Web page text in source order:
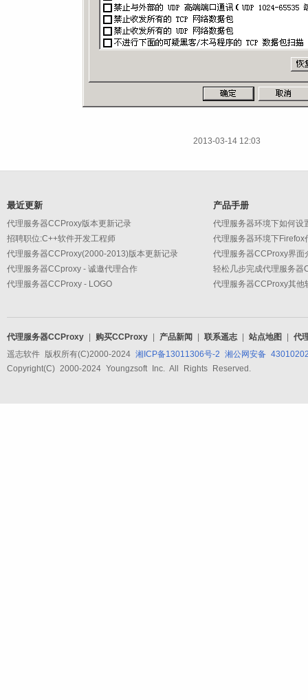
2013-03-14 12:03
最近更新
代理服务器CCProxy版本更新记录
招聘职位:C++软件开发工程师
代理服务器CCProxy(2000-2013)版本更新记录
代理服务器CCproxy - 诚邀代理合作
代理服务器CCProxy - LOGO
产品手册
代理服务器环境下如何设
代理服务器环境下Firefox
代理服务器CCProxy界面
轻松几步完成代理服务器
代理服务器CCProxy其他
代理服务器CCProxy 购买CCProxy 产品新闻 联系遥志 站点地图
代
遥志软件 版权所有(C)2000-2024 湘ICP备13011306号-2 湘公网安备
Copyright(C) 2000-2024 Youngzsoft Inc. All Rights Reserved.